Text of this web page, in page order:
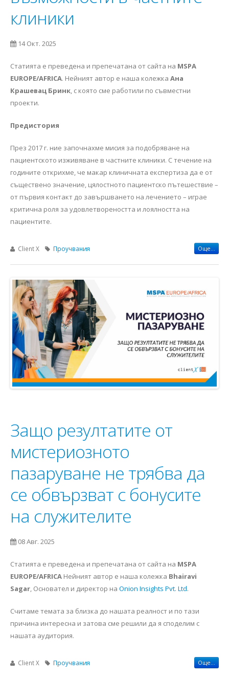
клиники
14 Окт. 2025
Статията е преведена и препечатана от сайта на MSPA
EUROPE/AFRICA. Нейният автор е наша колежка Ана
Крашевац Бринк, с която сме работили по съвместни
проекти.
Предистория
През 2017 г. ние започнахме мисия за подобряване на
пациентското изживяване в частните клиники. С течение на
годините открихме, че макар клиничната експертиза да е от
съществено значение, цялостното пациентско пътешествие –
от първия контакт до завършването на лечението – играе
критична роля за удовлетвореността и лоялността на
пациентите.
Client X Проучвания Още...
Защо резултатите от
мистериозното
пазаруване не трябва да
се обвързват с бонусите
на служителите
08 Авг. 2025
Статията е преведена и препечатана от сайта на MSPA
EUROPE/AFRICA Нейният автор е наша колежка Bhairavi
Sagar, Основател и директор на Onion Insights Pvt. Ltd.
Считаме темата за близка до нашата реалност и по тази
причина интересна и затова сме решили да я споделим с
нашата аудитория.
Client X Проучвания Още...